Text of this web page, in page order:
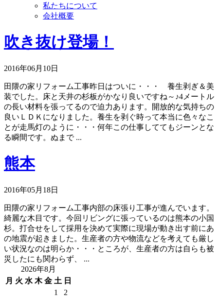
私たちについて
会社概要
吹き抜け登場！
2016年06月10日
田隈の家リフォーム工事昨日はついに・・・ 養生剥ぎ＆美
装でした。床と天井の杉板がかなり良いですね～♪4メートル
の長い材料を張ってるので迫力あります。開放的な気持ちの
良いＬＤＫになりました。養生を剥ぐ時って本当に色々なこ
とが走馬灯のように・・・何年この仕事しててもジーンとな
る瞬間です。ぬまで ...
熊本
2016年05月18日
田隈の家リフォーム工事内部の床張り工事が進んでいます。
綺麗な木目です。今回リビングに張っているのは熊本の小国
杉。打合せをして採用を決めて実際に現場が動き出す前にあ
の地震が起きました。生産者の方や物流などを考えても厳し
い状況なのは明らか・・・ところが、生産者の方は自らも被
災したにも関わらず、 ...
2026年8月
月 火 水 木 金 土 日
1
2